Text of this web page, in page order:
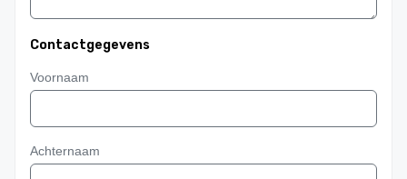
Contactgegevens
Voornaam
Achternaam